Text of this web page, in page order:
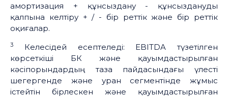
амортизация + құнсыздану - құнсыздануды
қалпына келтіру + / - бір реттік және бір реттік
оқиғалар.
3
Келесідей есептеледі: EBITDA түзетілген
көрсеткіші БК және қауымдастырылған
кәсіпорындардың таза пайдасындағы үлесті
шегергенде және уран сегментінде жұмыс
істейтін бірлескен және қауымдастырылған